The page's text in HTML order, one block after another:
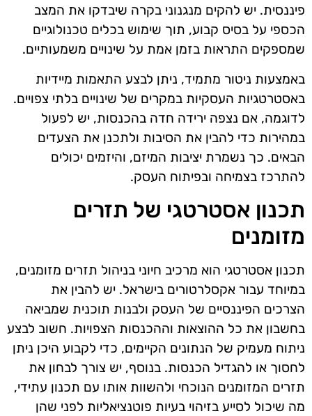
פיננסית. יש להקים מנגנוני בקרה שיבדקו את המצב
הכספי על בסיס קבוע, תוך שימוש בכלים טכנולוגיים
שמספקים התראות בזמן אמת על שינויים משמעותיים.
באמצעות ניטור מתמיד, ניתן לבצע התאמות מיידיות
באסטרטגיות העסקיות במקרים של שינויים בלתי צפויים.
לדוגמה, אם נצפה ירידה חדה בהכנסות, יש לפעול
במהירות כדי להבין את הסיבות ולתכנן את הצעדים
הבאים. כך נשמרת יציבות המיזם, והיזמים יכולים
להתרכז בצמיחה ובפיתוח העסק.
תכנון אסטרטגי של תזרים
מזומנים
תכנון אסטרטגי הוא מרכיב חיוני בניהול תזרים מזומנים,
במיוחד עבור אקסלרטורים בישראל. יש להבין את
הצרכים הפיננסיים של העסק ולבנות תוכנית שמביאה
בחשבון את כל ההוצאות וההכנסות הצפויות. חשוב לבצע
ניתוח מעמיק של הנתונים הקיימים, כדי לקבוע היכן ניתן
לחסוך או להגדיל הכנסות. בנוסף, יש צורך לבחון את
תזרים המזומנים הנוכחי ולהשוות אותו עם תכנון עתידי,
מה שיכול לסייע בזיהוי בעיות פוטנציאליות לפני שהן